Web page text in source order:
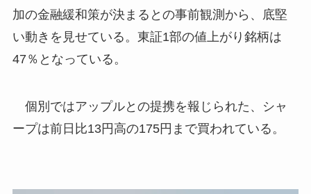
加の金融緩和策が決まるとの事前観測から、底堅
い動きを見せている。東証1部の値上がり銘柄は
47％となっている。
個別ではアップルとの提携を報じられた、シャ
ープは前日比13円高の175円まで買われている。